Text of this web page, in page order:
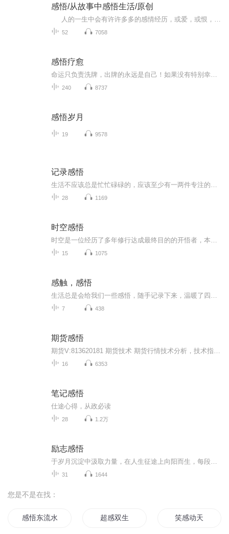
感悟/从故事中感悟生活/原创
52 7058
感悟疗愈
240 8737
感悟岁月
19 9578
记录感悟
28 1169
时空感悟
15 1075
感触，感悟
7 438
期货感悟
16 6353
笔记感悟
仕途心得，从政必读
28 1.2万
励志感悟
31 1644
您是不是在找：
感悟东流水 超感双生 笑感动天